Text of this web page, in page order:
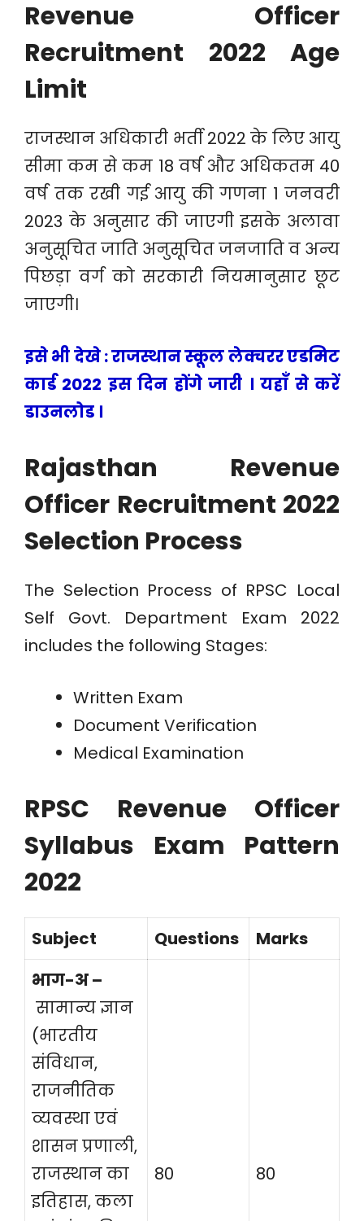
Revenue Officer
Recruitment 2022 Age
Limit
राजस्थान अधिकारी भर्ती 2022 के लिए आयु
सीमा कम से कम 18 वर्ष और अधिकतम 40
वर्ष तक रखी गई आयु की गणना 1 जनवरी
2023 के अनुसार की जाएगी इसके अलावा
अनुसूचित जाति अनुसूचित जनजाति व अन्य
पिछड़ा वर्ग को सरकारी नियमानुसार छूट
जाएगी।
इसे भी देखे : राजस्थान स्कूल लेक्चरर एडमिट
कार्ड 2022 इस दिन होंगे जारी । यहाँ से करें
डाउनलोड ।
Rajasthan Revenue
Officer Recruitment 2022
Selection Process
The Selection Process of RPSC Local
Self Govt. Department Exam 2022
includes the following Stages:
Written Exam
Document Verification
Medical Examination
RPSC Revenue Officer
Syllabus Exam Pattern
2022
Subject Questions
Marks
भाग-अ –
सामान्य ज्ञान
(भारतीय
संविधान,
राजनीतिक
व्यवस्था एवं
शासन प्रणाली,
राजस्थान का
इतिहास, कला
80 80